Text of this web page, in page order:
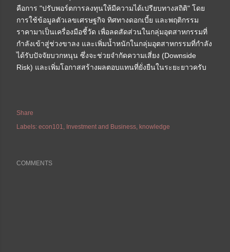
คือการ "ปรับพอร์ตการลงทุนให้มีความได้เปรียบทางสถิติ" โดย
การใช้ข้อมูลตัวเลขเศรษฐกิจ ทิศทางดอกเบี้ย และพฤติกรรม
ราคามาเป็นเครื่องมือชี้วัด เพื่อลดสัดส่วนในกลุ่มอุตสาหกรรมที่
กำลังเข้าสู่ช่วงขาลง และเพิ่มน้ำหนักในกลุ่มอุตสาหกรรมที่กำลัง
ได้รับปัจจัยบวกหนุน ซึ่งจะช่วยจำกัดความเสี่ยง (Downside
Risk) และเพิ่มโอกาสสร้างผลตอบแทนที่ยั่งยืนในระยะยาวครับ
Share
Labels: econ101 Investment and Business knowledge
COMMENTS